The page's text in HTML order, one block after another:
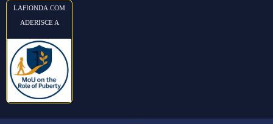
LAFIONDA.COM
ADERISCE A